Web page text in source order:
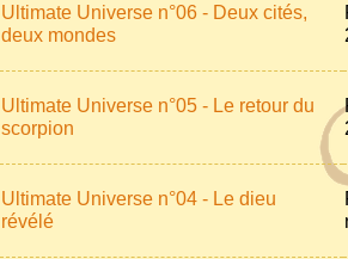
Ultimate Universe n°06 - Deux cités,
deux mondes
Ultimate Universe n°05 - Le retour du
scorpion
Ultimate Universe n°04 - Le dieu
révélé